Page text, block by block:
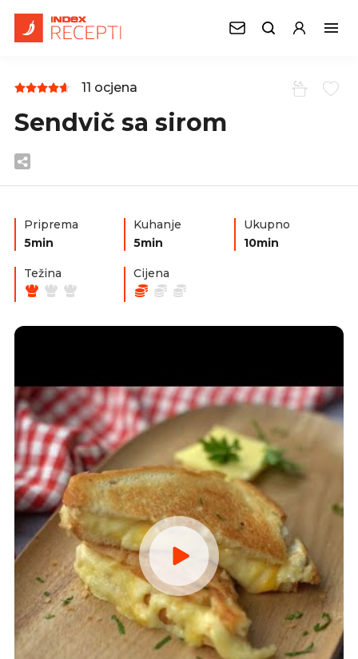
11 ocjena
Sendvič sa sirom
Priprema
5min
Kuhanje
5min
Ukupno
10min
Težina Cijena